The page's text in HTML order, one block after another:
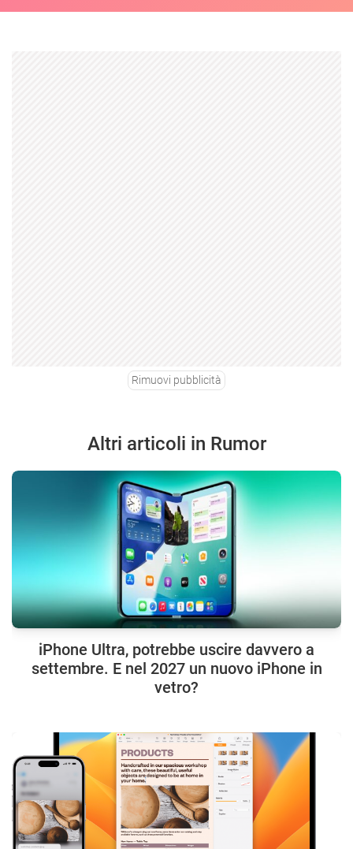
Rimuovi pubblicità
Altri articoli in Rumor
iPhone Ultra, potrebbe uscire davvero a
settembre. E nel 2027 un nuovo iPhone in
vetro?